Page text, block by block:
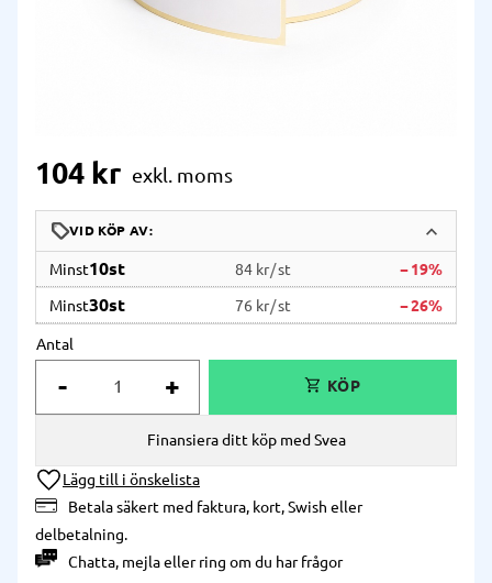
104 kr
10st 84 kr/st 19%
30st 76 kr/st 26%
Antal
+
-
Lägg till i önskelista
Betala säkert med faktura, kort, Swish eller
delbetalning.
Chatta, mejlaellerring om du har frågor
Finansiera ditt köp med Svea